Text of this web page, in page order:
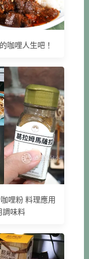
咖哩人生吧！
哩粉 料理應用
調味料